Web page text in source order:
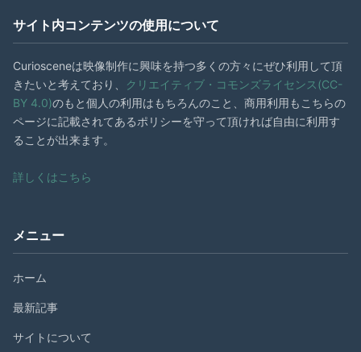
サイト内コンテンツの使用について
Curiosceneは映像制作に興味を持つ多くの方々にぜひ利用して頂
きたいと考えており、
クリエイティブ・コモンズライセンス(CC-
BY 4.0)のもと個人の利用はもちろんのこと、商用利用もこちらの
ページに記載されてあるポリシーを守って頂ければ自由に利用す
ることが出来ます。
詳しくはこちら
メニュー
ホーム
最新記事
サイトについて